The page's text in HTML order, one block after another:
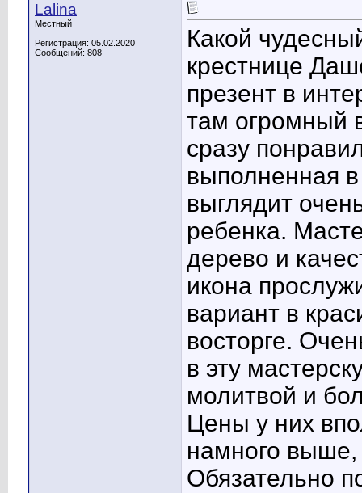
Lalina
Местный
Регистрация: 05.02.2020
Сообщений: 808
Какой
крестнице
презент в
там огромный
сразу
выполненная
выглядит
ребенка.
дерево и
икона
вариант в
восторге.
в эту
молитвой и
Цены у них
намного
Обязательно